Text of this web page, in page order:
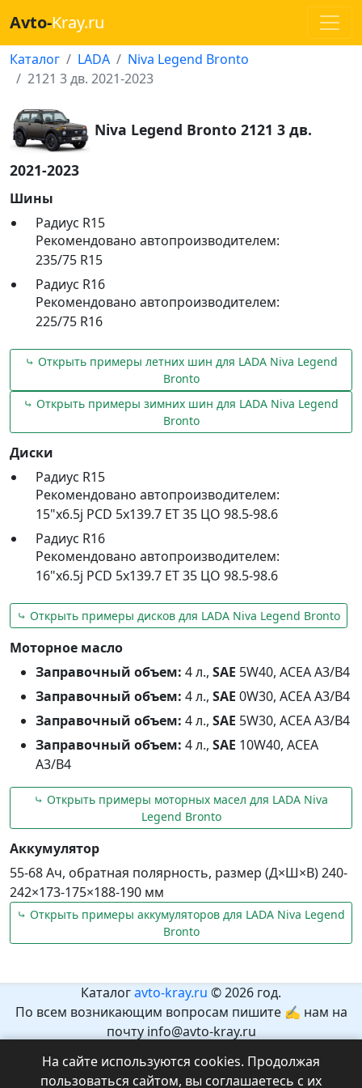
Avto-Kray.ru
Каталог LADA
Niva Legend Bronto
2121 3 дв. 2021-2023
Niva Legend Bronto 2121 3 дв.
2021-2023
Шины
Радиус R15
Рекомендовано автопроизводителем:
235/75 R15
Радиус R16
Рекомендовано автопроизводителем:
225/75 R16
⤷ Открыть примеры летних шин для LADA Niva Legend
Bronto
⤷ Открыть примеры зимних шин для LADA Niva Legend
Bronto
Диски
Радиус R15
Рекомендовано автопроизводителем:
15"x6.5j PCD 5x139.7 ET 35 ЦО 98.5-98.6
Радиус R16
Рекомендовано автопроизводителем:
16"x6.5j PCD 5x139.7 ET 35 ЦО 98.5-98.6
⤷ Открыть примеры дисков для LADA Niva Legend Bronto
Моторное масло
Заправочный объем: 4 л., SAE 5W40, ACEA A3/B4
Заправочный объем: 4 л., SAE 0W30, ACEA A3/B4
Заправочный объем: 4 л., SAE 5W30, ACEA A3/B4
Заправочный объем: 4 л., SAE 10W40, ACEA
A3/B4
⤷ Открыть примеры моторных масел для LADA Niva
Legend Bronto
Аккумулятор
55-68 Ач, обратная полярность, размер (Д×Ш×В) 240-
242×173-175×188-190 мм
⤷ Открыть примеры аккумуляторов для LADA Niva Legend
Bronto
Каталогavto-kray.ru © 2026 год.
По всем возникающим вопросам пишите ✍ нам на
почту info@avto-kray.ru
которая может причинить вред здоровью и развитию
На сайте используются cookies. Продолжая
пользоваться сайтом, вы соглашаетесь с их